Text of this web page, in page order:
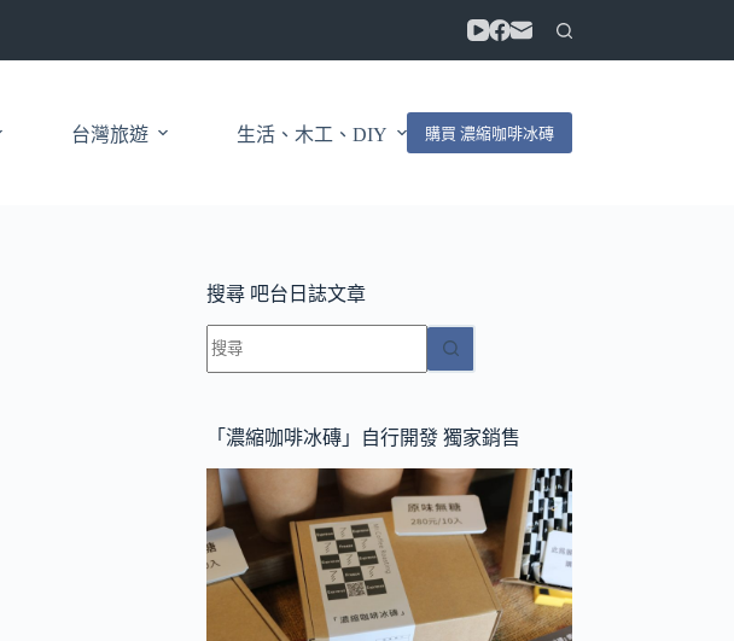
台灣旅遊 生活、木工、DIY 購買 濃縮咖啡冰磚
搜尋 吧台日誌文章
找
不
符
條
件
的
結
「濃縮咖啡冰磚」自行開發 獨家銷售